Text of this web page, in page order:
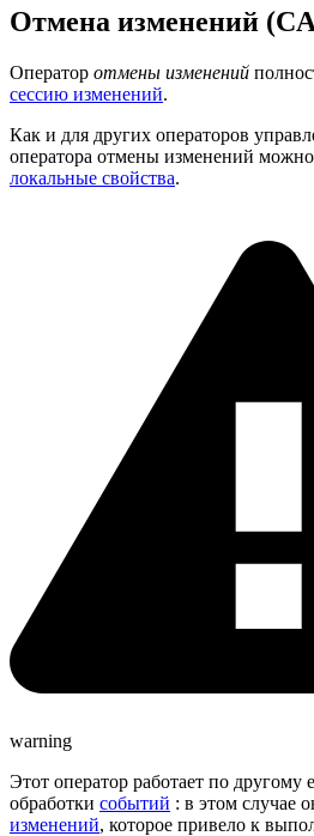
Отмена изменений
Оператор отмены изменений
сессию изменений.
Как и для других операторов
оператора отмены изменений можно
локальные свойства.
warning
Этот оператор работает по другому
обработки событий : в этом случае
изменений, которое привело к